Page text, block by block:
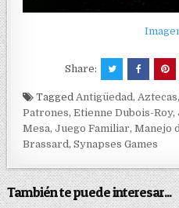
Share:
TaggedAntigüedad,Aztecas
Patrones,Etienne Dubois-Roy,
Mesa,Juego Familiar,Manejo
Brassard,Synapses Games
También te puede interesar...